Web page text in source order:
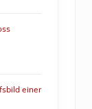
einer